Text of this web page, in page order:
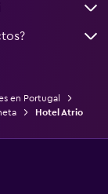
en Portugal
Hotel Atrio